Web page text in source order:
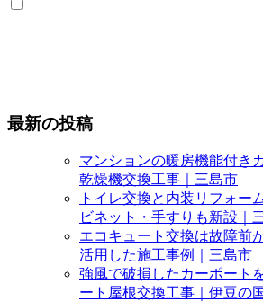
最新の投稿
マンションの暖房機能付き
乾燥機交換工事｜三島市
トイレ交換と内装リフォー
ビネット・手すりも新設｜
エコキュート交換は故障前
活用した施工事例｜三島市
強風で破損したカーポート
ート屋根交換工事｜伊豆の